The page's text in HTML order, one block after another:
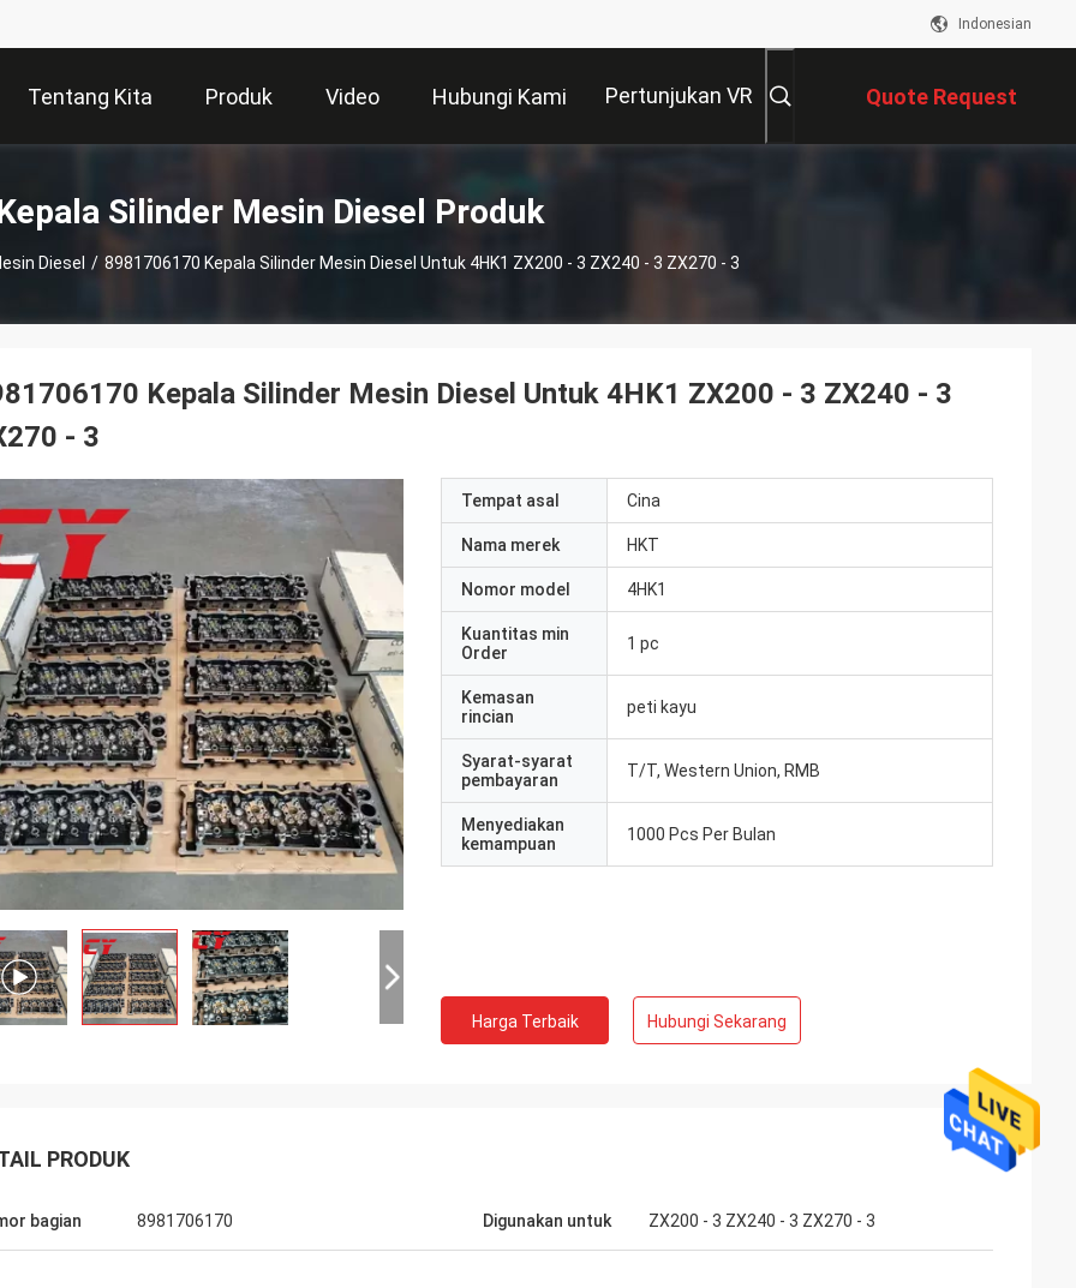
Indonesian
Tentang Kita Produk Video Hubungi Kami Pertunjukan VR Quote Request
Silinder Mesin Diesel Produk
Diesel / 8981706170 Kepala Silinder Mesin Diesel Untuk 4HK1 ZX200 - 3 ZX240 - 3 ZX270 - 3
Kepala Silinder Mesin Diesel Untuk 4HK1 ZX200 - 3 ZX240 - 3
- 3
Tempat asal Cina
Nama merek HKT
Nomor model 4HK1
Kuantitas min
Order
1 pc
Kemasan
rincian
peti kayu
Syarat-syarat
pembayaran
T/T, Western Union, RMB
Menyediakan
kemampuan
1000 Pcs Per Bulan
Harga Terbaik Hubungi Sekarang
PRODUK
bagian 8981706170 Digunakan untuk ZX200 - 3 ZX240 - 3 ZX270 - 3